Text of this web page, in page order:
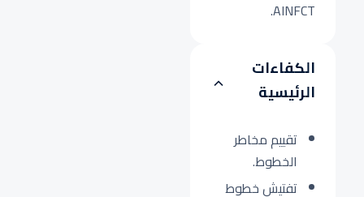
AINFCT.
الكفاءات
الرئيسية
تقييم مخاطر
الخطوط.
تفتيش خطوط